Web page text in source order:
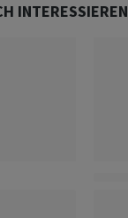
INTERESSIEREN